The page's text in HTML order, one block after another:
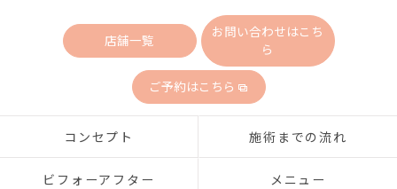
店舗一覧
お問い合わせはこち
ら
ご予約はこちら
コンセプト 施術までの流れ
ビフォーアフター メニュー